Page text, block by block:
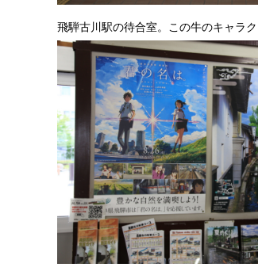
飛騨古川駅の待合室。この牛のキャラ